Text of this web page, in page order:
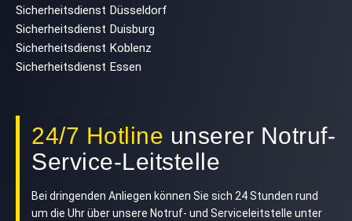
Sicherheitsdienst Düsseldorf
Sicherheitsdienst Duisburg
Sicherheitsdienst Koblenz
Sicherheitsdienst Essen
24/7 Hotline unserer Notruf-
Service-Leitstelle
Bei dringenden Anliegen können Sie sich 24 Stunden rund
um die Uhr über unsere Notruf- und Serviceleitstelle unter